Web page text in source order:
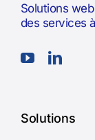
Solutions
des services
Solutions